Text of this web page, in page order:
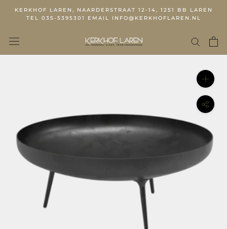
KERKHOF LAREN, NAARDERSTRAAT 12-14, 1251 BB LAREN
TEL 035-5395301 EMAIL INFO@KERKHOFLAREN.NL